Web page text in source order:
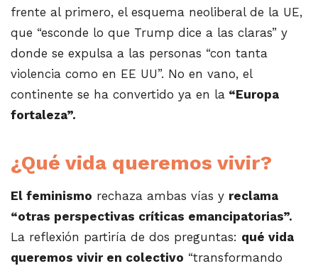
frente al primero, el esquema neoliberal de la UE,
que “esconde lo que Trump dice a las claras” y
donde se expulsa a las personas “con tanta
violencia como en EE UU”. No en vano, el
continente se ha convertido ya en la “Europa
fortaleza”.
¿Qué vida queremos vivir?
El feminismo rechaza ambas vías y reclama
“otras perspectivas críticas emancipatorias”.
La reflexión partiría de dos preguntas: qué vida
queremos vivir en colectivo “transformando